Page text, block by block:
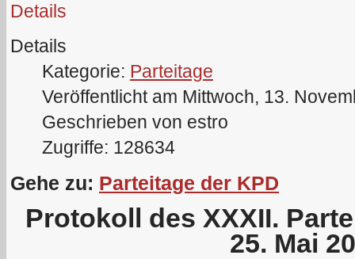
Details
Details
Kategorie: Parteitage
Veröffentlicht am Mittwoch, 13.
Geschrieben von estro
Zugriffe: 128634
Gehe zu: Parteitage der KPD
Protokoll des XXXII.
25. Mai